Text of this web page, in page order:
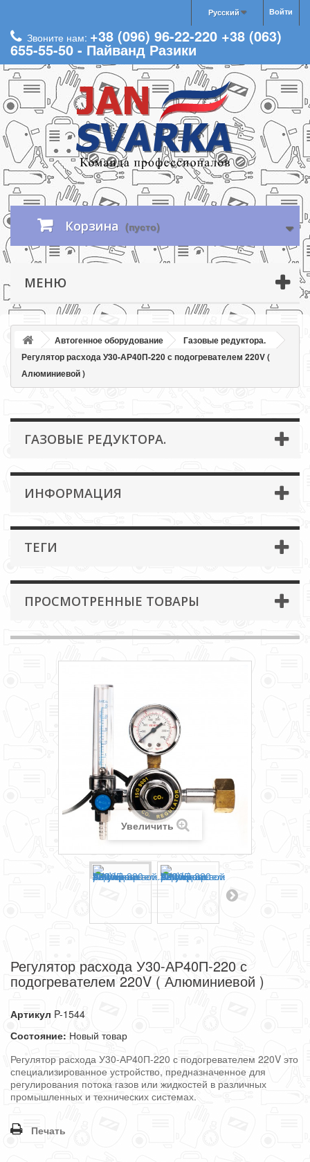
Войти
Русский
Звоните нам: +38 (096) 96-22-220 +38 (063)
655-55-50 - Пайванд Разики
Корзина (пусто)
МЕНЮ
Автогенное оборудование
Газовые редуктора.
Регулятор расхода У30-АР40П-220 с подогревателем 220V (
Алюминиевой )
ГАЗОВЫЕ РЕДУКТОРА.
ИНФОРМАЦИЯ
ТЕГИ
ПРОСМОТРЕННЫЕ ТОВАРЫ
Увеличить
Регулятор расхода У30-АР40П-220 с
подогревателем 220V ( Алюминиевой )
Артикул P-1544
Состояние: Новый товар
Регулятор расхода У30-АР40П-220 с подогревателем 220V это
специализированное устройство, предназначенное для
регулирования потока газов или жидкостей в различных
промышленных и технических системах.
Печать